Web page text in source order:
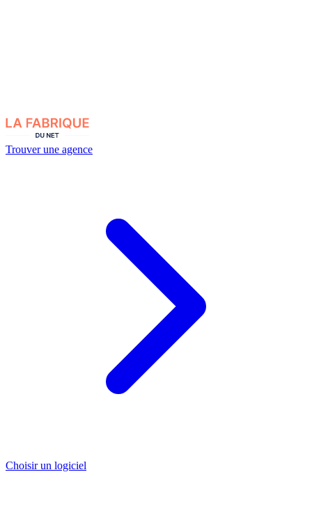
Trouver une agence
Choisir un logiciel